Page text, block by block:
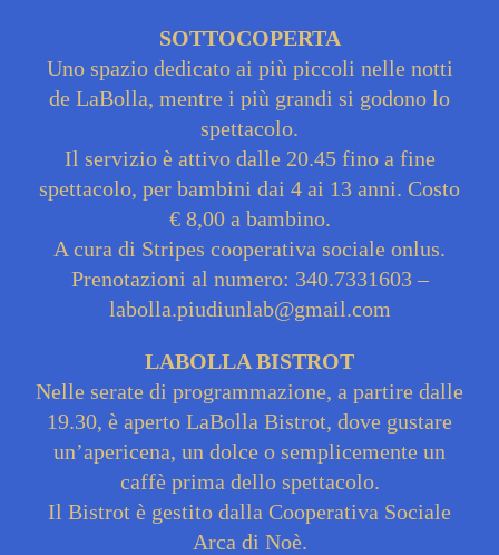
SOTTOCOPERTA
Uno spazio dedicato ai più piccoli nelle notti
de LaBolla, mentre i più grandi si godono lo
spettacolo.
Il servizio è attivo dalle 20.45 fino a fine
spettacolo, per bambini dai 4 ai 13 anni. Costo
€ 8,00 a bambino.
A cura di Stripes cooperativa sociale onlus.
Prenotazioni al numero: 340.7331603 –
labolla.piudiunlab@gmail.com
LABOLLA BISTROT
Nelle serate di programmazione, a partire dalle
19.30, è aperto LaBolla Bistrot, dove gustare
un’apericena, un dolce o semplicemente un
caffè prima dello spettacolo.
Il Bistrot è gestito dalla Cooperativa Sociale
Arca di Noè.